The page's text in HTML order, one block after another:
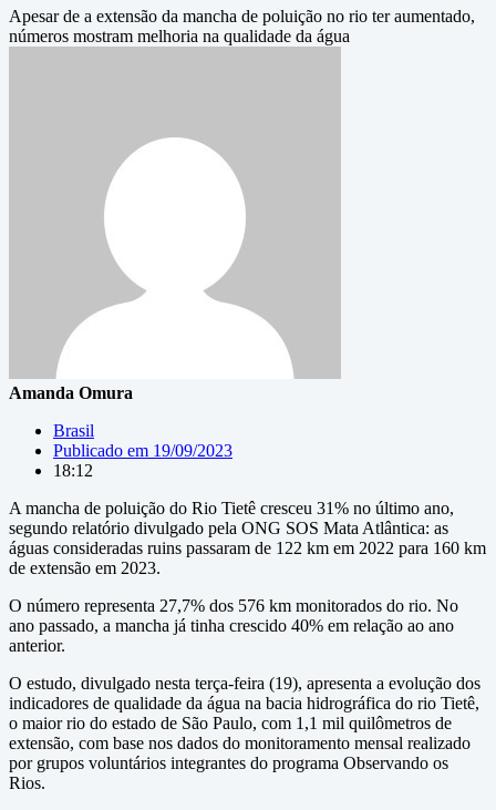
Apesar de a extensão da mancha de poluição no rio ter aumentado,
números mostram melhoria na qualidade da água
Amanda Omura
Brasil
Publicado em 19/09/2023
18:12
A mancha de poluição do Rio Tietê cresceu 31% no último ano,
segundo relatório divulgado pela ONG SOS Mata Atlântica: as
águas consideradas ruins passaram de 122 km em 2022 para 160 km
de extensão em 2023.
O número representa 27,7% dos 576 km monitorados do rio. No
ano passado, a mancha já tinha crescido 40% em relação ao ano
anterior.
O estudo, divulgado nesta terça-feira (19), apresenta a evolução dos
indicadores de qualidade da água na bacia hidrográfica do rio Tietê,
o maior rio do estado de São Paulo, com 1,1 mil quilômetros de
extensão, com base nos dados do monitoramento mensal realizado
por grupos voluntários integrantes do programa Observando os
Rios.